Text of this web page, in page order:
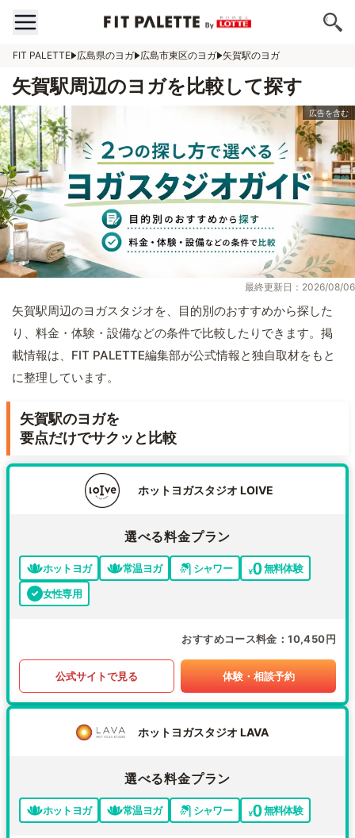
FIT PALETTE 広島県のヨガ 広島市東区のヨガ 矢賀駅のヨガ
矢賀駅周辺のヨガを比較して探す
最終更新日：2026/08/06
矢賀駅周辺のヨガスタジオを、目的別のおすすめから探した
り、料金・体験・設備などの条件で比較したりできます。掲
載情報は、FIT PALETTE編集部が公式情報と独自取材をもと
に整理しています。
矢賀駅のヨガを
要点だけでサクッと比較
ホットヨガスタジオ LOIVE
選べる料金プラン
ホットヨガ 常温ヨガ シャワー
無料体験
女性専用
おすすめコース料金 10,450円
公式サイトで見る 体験・相談予約
ホットヨガスタジオ LAVA
選べる料金プラン
ホットヨガ 常温ヨガ シャワー 無料体験